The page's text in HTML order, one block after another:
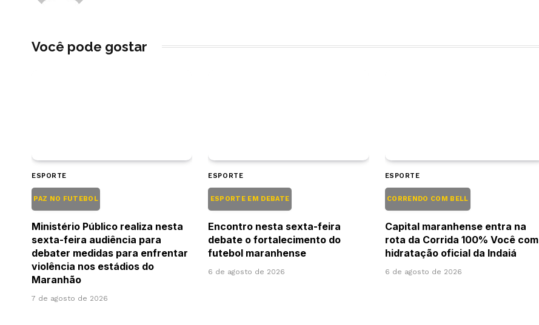
Você pode gostar
ESPORTE
PAZ NO FUTEBOL
Ministério Público realiza nesta
sexta-feira audiência para
debater medidas para enfrentar
violência nos estádios do
Maranhão
7 de agosto de 2026
ESPORTE
ESPORTE EM DEBATE
Encontro nesta sexta-feira
debate o fortalecimento do
futebol maranhense
6 de agosto de 2026
ESPORTE
CORRENDO COM BELL
Capital maranhense entra na
rota da Corrida 100% Você com
hidratação oficial da Indaiá
6 de agosto de 2026